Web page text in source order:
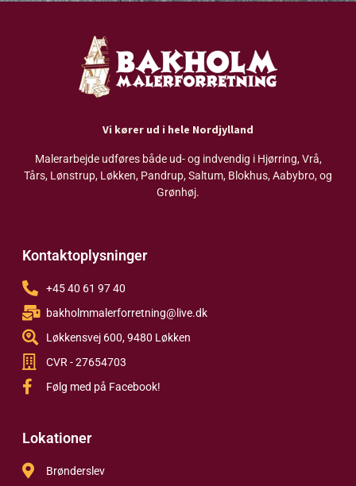
Vi kører ud i hele Nordjylland
Malerarbejde udføres både ud- og indvendig i Hjørring, Vrå,
Tårs, Lønstrup, Løkken, Pandrup, Saltum, Blokhus, Aabybro, og
Grønhøj.
Kontaktoplysninger
+45 40 61 97 40
bakholmmalerforretning@live.dk
Løkkensvej 600, 9480 Løkken
CVR - 27654703
Følg med på Facebook!
Lokationer
Brønderslev